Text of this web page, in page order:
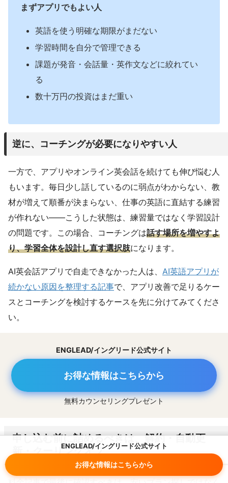
ENGLEAD/イングリード公式サイト
お得な情報はこちらから
まずアプリでもよい人
英語を使う明確な期限がまだない
学習時間を自分で管理できる
課題が発音・会話量・英作文などに絞れてい
る
数十万円の投資はまだ重い
逆に、コーチングが必要になりやすい人
一方で、アプリやオンライン英会話を続けても伸び悩む人
もいます。毎日少し話しているのに弱点がわからない、教
材が増えて順番が決まらない、仕事の英語に直結する練習
が作れない——こうした状態は、練習量ではなく学習設計
の問題です。この場合、コーチングは話す場所を増やすよ
り、学習全体を設計し直す選択肢になります。
AI英会話アプリで自走できなかった人は、 AI英語アプリが
続かない原因を整理する記事で、アプリ改善で足りるケー
スとコーチングを検討するケースを先に分けてみてくださ
い。
ENGLEAD/イングリード公式サイト
お得な情報はこちらから
無料カウンセリングプレゼント
申し込む前に詰めるべきは、解約・自動更
新・クーリングオフ